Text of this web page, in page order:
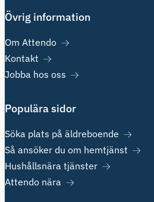
Övrig information
Om Attendo
Kontakt
Jobba hos oss
Populära sidor
Söka plats på äldreboende
Så ansöker du om hemtjänst
Hushållsnära tjänster
Attendo nära